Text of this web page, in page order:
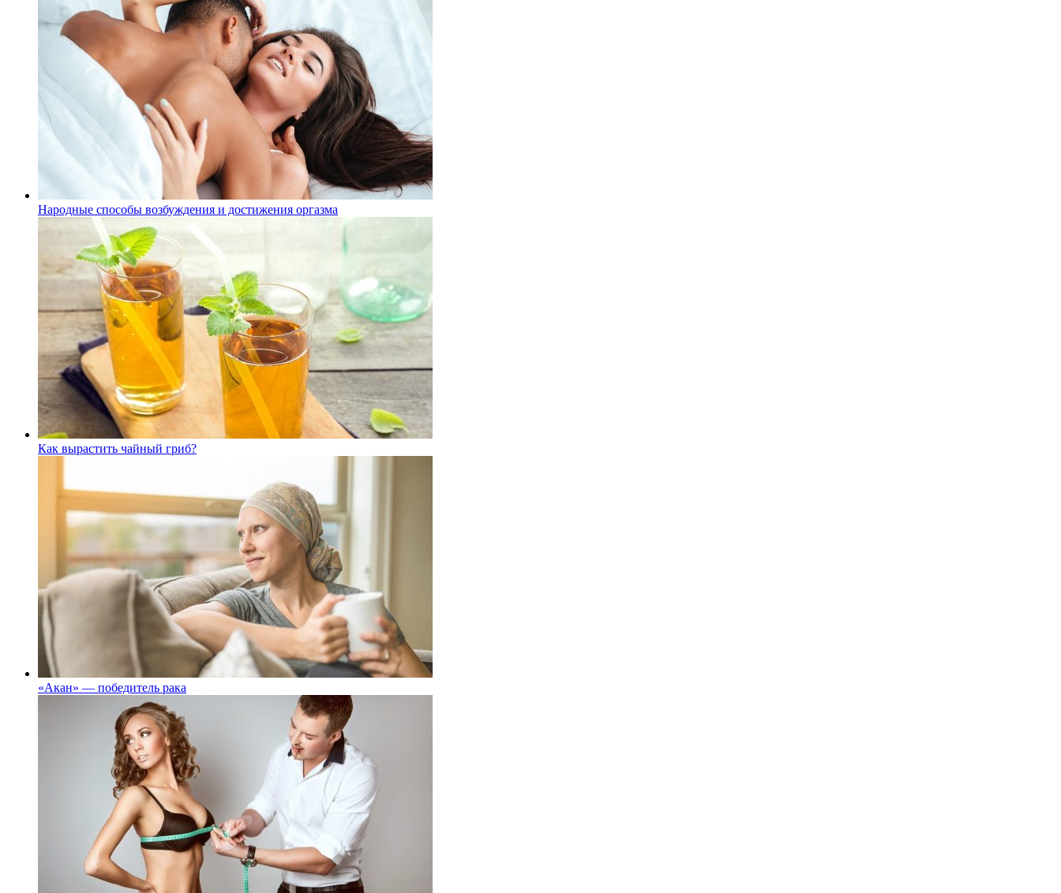
Народные способы возбуждения и достижения оргазма
Как вырастить чайный гриб?
«Акан» — победитель рака